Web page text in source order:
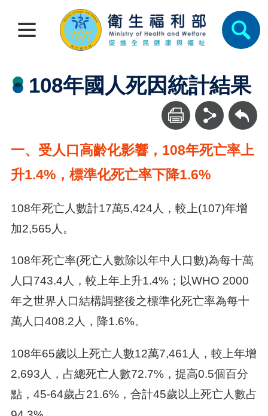
108年國人死因統計結果
回上一頁
一、受人口高齡化影響，108年死亡率上
升1.4%，標準化死亡率下降1.6%
108年死亡人數計17萬5,424人，較上(107)年增
加2,565人。
108年死亡率(死亡人數除以年中人口數)為每十萬
人口743.4人，較上年上升1.4%；以WHO 2000
年之世界人口結構調整後之標準化死亡率為每十
萬人口408.2人，降1.6%。
108年65歲以上死亡人數12萬7,461人，較上年增
2,693人，占總死亡人數72.7%，提高0.5個百分
點，45-64歲占21.6%，合計45歲以上死亡人數占